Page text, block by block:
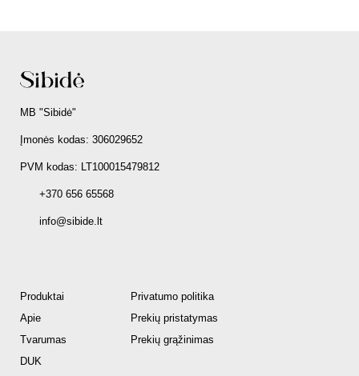
MB "Sibidė"
Įmonės kodas: 306029652
PVM kodas: LT100015479812
+370 656 65568
info@sibide.lt
Produktai
Apie
Tvarumas
DUK
Privatumo politika
Prekių pristatymas
Prekių grąžinimas